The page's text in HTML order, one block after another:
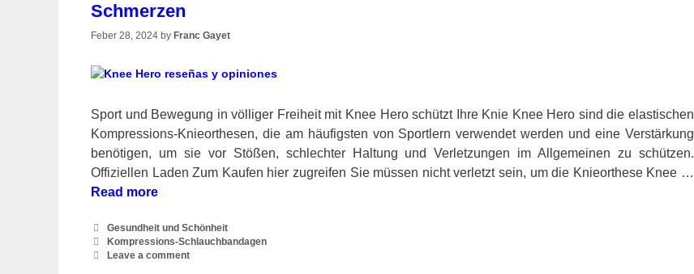
Schmerzen
Feber 28, 2024 by Franc Gayet
Sport und Bewegung in völliger Freiheit mit Knee Hero schützt Ihre Knie Knee Hero sind die elastischen
Kompressions-Knieorthesen, die am häufigsten von Sportlern verwendet werden und eine Verstärkung
benötigen, um sie vor Stößen, schlechter Haltung und Verletzungen im Allgemeinen zu schützen.
Offiziellen Laden Zum Kaufen hier zugreifen Sie müssen nicht verletzt sein, um die Knieorthese Knee …
Read more
Categories
Gesundheit und Schönheit
Tags
Kompressions-Schlauchbandagen
Leave a comment